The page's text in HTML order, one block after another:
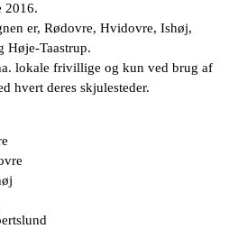
2016.
er, Rødovre, Hvidovre, Ishøj,
Høje-Taastrup.
lokale frivillige og kun ved brug af
hvert deres skjulesteder.